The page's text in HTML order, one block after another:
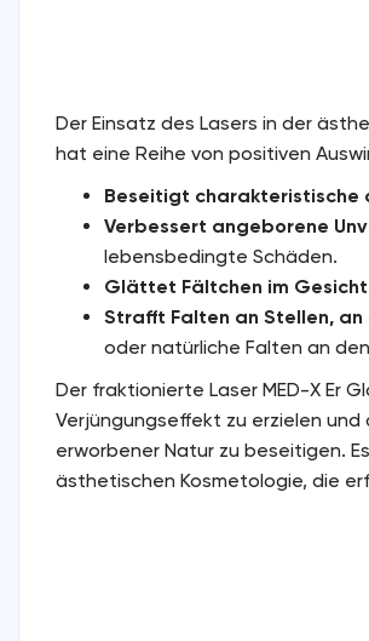
Der Einsatz des Lasers in der
hat eine Reihe von positiven
Beseitigt charakteristische
Verbessert angeborene
lebensbedingte Schäden.
Glättet Fältchen im
Strafft Falten an Stellen,
oder natürliche Falten an
Der fraktionierte Laser MED-X Er
Verjüngungseffekt zu erzielen
erworbener Natur zu beseitigen.
ästhetischen Kosmetologie, die